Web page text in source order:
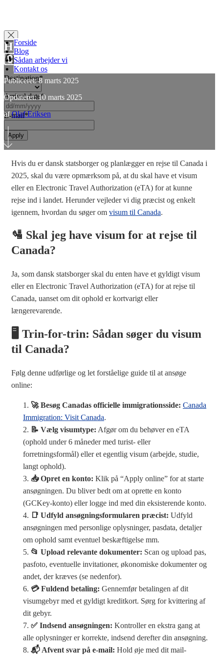
Forside
Blog
Sådan arbejder vi
Kontakt os
Apply for Visa
Destination*
Arrival date*
slash
MM
slash
E-mail*
Hvordan søger jeg visum til Canada?
🇨🇦 (2025)
Publiceret: 8 marts 2025
Opdateret: 10 marts 2025
afOlaf Eriksen
Hvis du er dansk statsborger og planlægger en rejse til Canada i
2025, skal du være opmærksom på, at du skal have et visum
eller en Electronic Travel Authorization (eTA) for at kunne
rejse ind i landet. Herunder vejleder vi dig præcist og enkelt
igennem, hvordan du søger om visum til Canada.
🛂 Skal jeg have visum for at rejse til
Canada?
Ja, som dansk statsborger skal du enten have et gyldigt visum
eller en Electronic Travel Authorization (eTA) for at rejse til
Canada, uanset om dit ophold er kortvarigt eller
længerevarende.
🖥️ Trin-for-trin: Sådan søger du visum
til Canada?
Følg denne udførlige og let forståelige guide til at ansøge
online:
🚀 Besøg Canadas officielle immigrationsside: Canada
Immigration: Visit Canada.
📝 Vælg visumtype: Afgør om du behøver en eTA
(ophold under 6 måneder med turist- eller
forretningsformål) eller et egentlig visum (arbejde, studie,
langt ophold).
📥 Opret en konto: Klik på “Apply online” for at starte
ansøgningen. Du bliver bedt om at oprette en konto
(GCKey-konto) eller logge ind med din eksisterende konto.
📑 Udfyld ansøgningsformularen præcist: Udfyld
ansøgningen med personlige oplysninger, pasdata, detaljer
om ophold samt eventuel beskæftigelse mm.
📂 Upload relevante dokumenter: Scan og upload pas,
pasfoto, eventuelle invitationer, økonomiske dokumenter og
andet, der kræves (se nedenfor).
💳 Fuldend betaling: Gennemfør betalingen af dit
visumgebyr med et gyldigt kreditkort. Sørg for kvittering af
dit gebyr.
✅ Indsend ansøgningen: Kontroller en ekstra gang at
alle oplysninger er korrekte, indsend derefter din ansøgning.
📬 Afvent svar på e-mail: Hold øje med dit mail-